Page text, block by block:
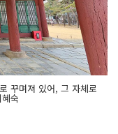
꾸며져 있어, 그 자체로
숙